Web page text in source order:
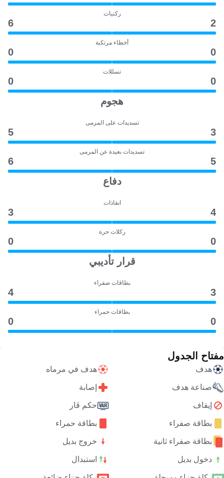
ركنيات
2
6
أخطاء مرتكبة
0
0
تسللات
0
0
هجوم
تسديدات على المرمى
3
5
تسديدات بعيدة عن المرمى
5
6
دفاع
انقاذات
4
3
ركلات حرة
0
0
قرار تأديبي
بطاقات صفراء
3
4
بطاقات حمراء
0
0
مفتاح الجدول
هدف هدف في مرماه
صناعة هدف إصابة
إيقاف حكم ڤار
بطاقة صفراء بطاقة حمراء
بطاقة صفراء ثانية خروج بديل
دخول بديل استبدال